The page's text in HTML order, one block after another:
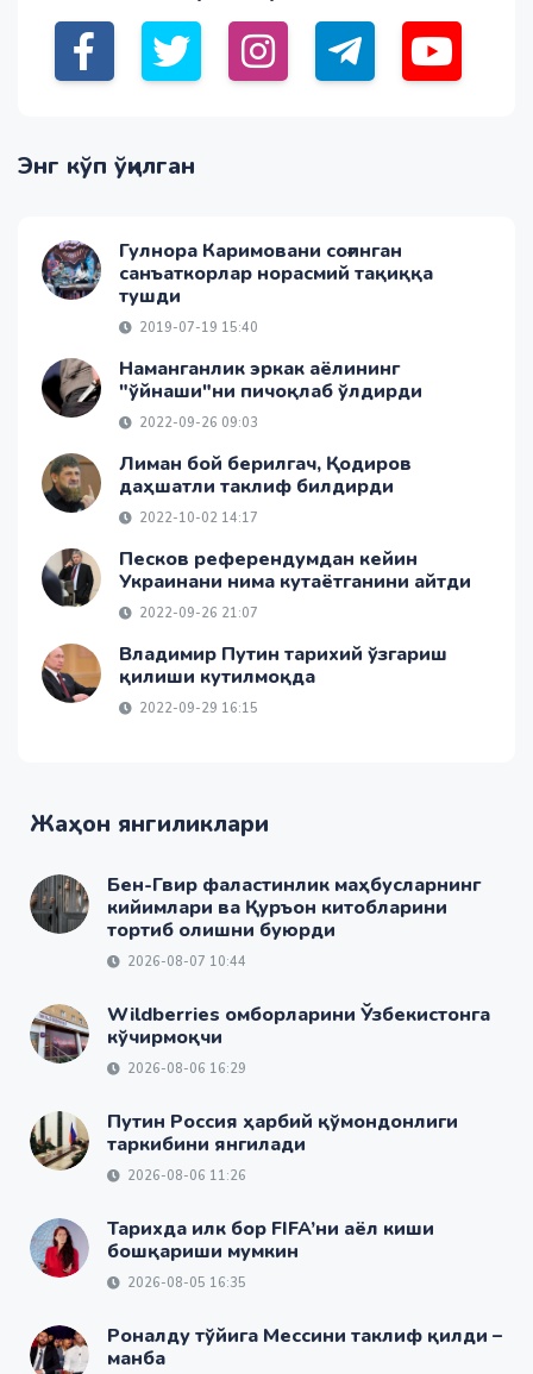
Энг кўп ўқилган
Гулнора Каримовани соғинган
санъаткорлар норасмий тақиққа
тушди
2019-07-19 15:40
Наманганлик эркак аёлининг
"ўйнаши"ни пичоқлаб ўлдирди
2022-09-26 09:03
Лиман бой берилгач, Қодиров
даҳшатли таклиф билдирди
2022-10-02 14:17
Песков референдумдан кейин
Украинани нима кутаётганини айтди
2022-09-26 21:07
Владимир Путин тарихий ўзгариш
қилиши кутилмоқда
2022-09-29 16:15
Жаҳон янгиликлари
Бен-Гвир фаластинлик маҳбусларнинг
кийимлари ва Қуръон китобларини
тортиб олишни буюрди
2026-08-07 10:44
Wildberries омборларини Ўзбекистонга
кўчирмоқчи
2026-08-06 16:29
Путин Россия ҳарбий қўмондонлиги
таркибини янгилади
2026-08-06 11:26
Тарихда илк бор FIFA’ни аёл киши
бошқариши мумкин
2026-08-05 16:35
Роналду тўйига Мессини таклиф қилди –
манба